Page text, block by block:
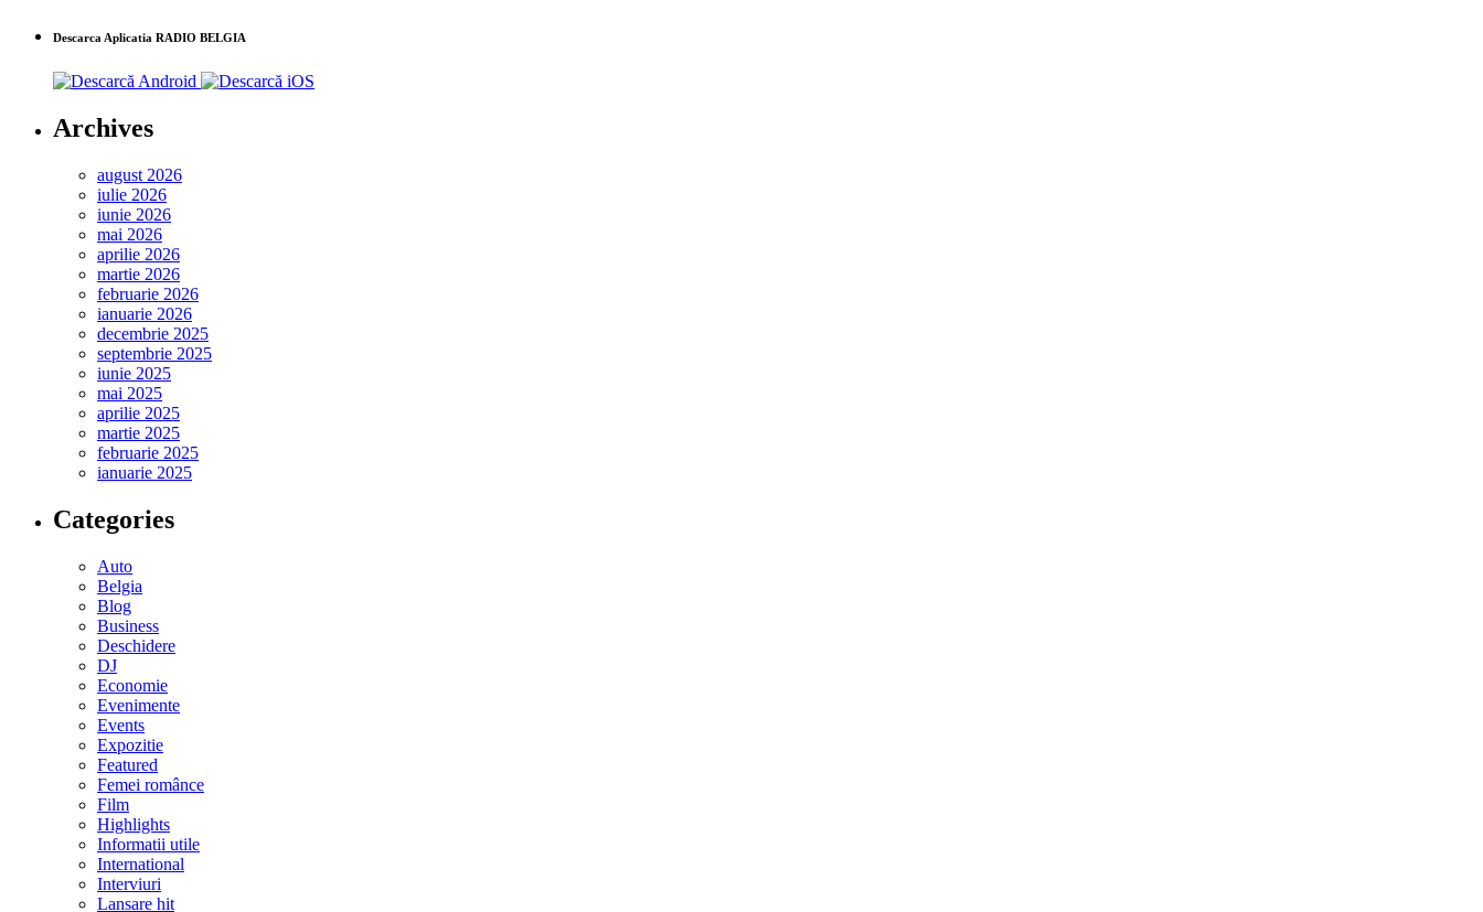
Descarca Aplicatia RADIO BELGIA
Archives
august 2026
iulie 2026
iunie 2026
mai 2026
aprilie 2026
martie 2026
februarie 2026
ianuarie 2026
decembrie 2025
septembrie 2025
iunie 2025
mai 2025
aprilie 2025
martie 2025
februarie 2025
ianuarie 2025
Categories
Auto
Belgia
Blog
Business
Deschidere
DJ
Economie
Evenimente
Events
Expozitie
Featured
Femei românce
Film
Highlights
Informatii utile
International
Interviuri
Lansare hit